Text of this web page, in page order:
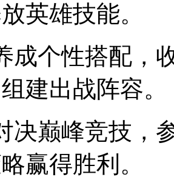
英雄技能。
成个性搭配，
建出战阵容。
决巅峰竞技，
赢得胜利。